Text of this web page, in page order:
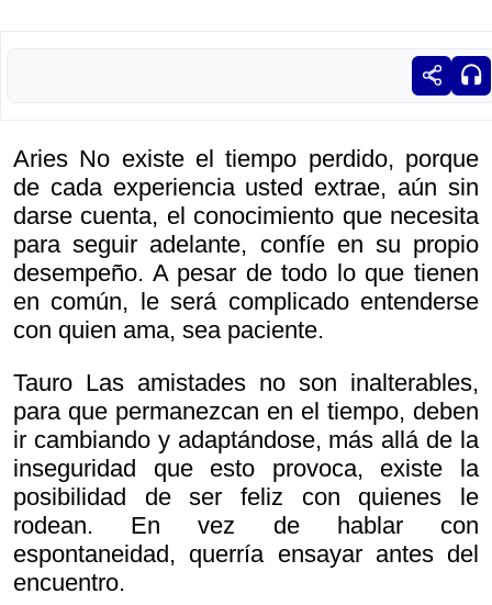
Aries No existe el tiempo perdido, porque
de cada experiencia usted extrae, aún sin
darse cuenta, el conocimiento que necesita
para seguir adelante, confíe en su propio
desempeño. A pesar de todo lo que tienen
en común, le será complicado entenderse
con quien ama, sea paciente.
Tauro Las amistades no son inalterables,
para que permanezcan en el tiempo, deben
ir cambiando y adaptándose, más allá de la
inseguridad que esto provoca, existe la
posibilidad de ser feliz con quienes le
rodean. En vez de hablar con
espontaneidad, querría ensayar antes del
encuentro.